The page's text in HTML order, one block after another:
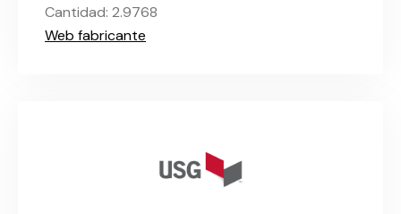
Cantidad: 2.9768
Web fabricante